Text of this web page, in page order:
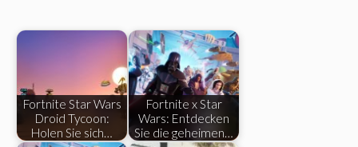
Fortnite Star Wars
Droid Tycoon:
Holen Sie sich…
Fortnite x Star
Wars: Entdecken
Sie die geheimen…